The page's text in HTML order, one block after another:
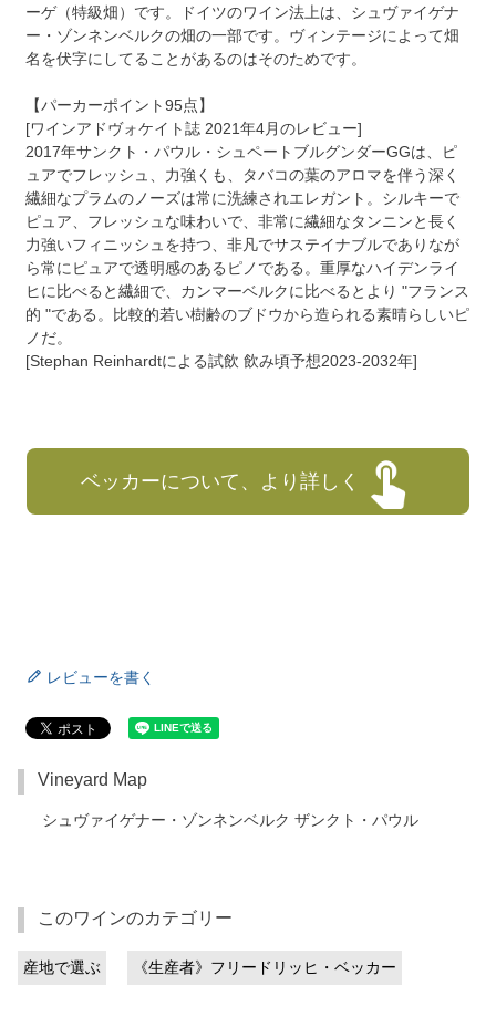
ーゲ（特級畑）です。ドイツのワイン法上は、シュヴァイゲナ
ー・ゾンネンベルクの畑の一部です。ヴィンテージによって畑
名を伏字にしてることがあるのはそのためです。
【パーカーポイント95点】
[ワインアドヴォケイト誌 2021年4月のレビュー]
2017年サンクト・パウル・シュペートブルグンダーGGは、ピ
ュアでフレッシュ、力強くも、タバコの葉のアロマを伴う深く
繊細なプラムのノーズは常に洗練されエレガント。シルキーで
ピュア、フレッシュな味わいで、非常に繊細なタンニンと長く
力強いフィニッシュを持つ、非凡でサステイナブルでありなが
ら常にピュアで透明感のあるピノである。重厚なハイデンライ
ヒに比べると繊細で、カンマーベルクに比べるとより "フランス
的 "である。比較的若い樹齢のブドウから造られる素晴らしいピ
ノだ。
[Stephan Reinhardtによる試飲 飲み頃予想2023-2032年]
ベッカーについて、より詳しく
レビューを書く
Vineyard Map
シュヴァイゲナー・ゾンネンベルク ザンクト・パウル
このワインのカテゴリー
産地で選ぶ 《生産者》フリードリッヒ・ベッカー